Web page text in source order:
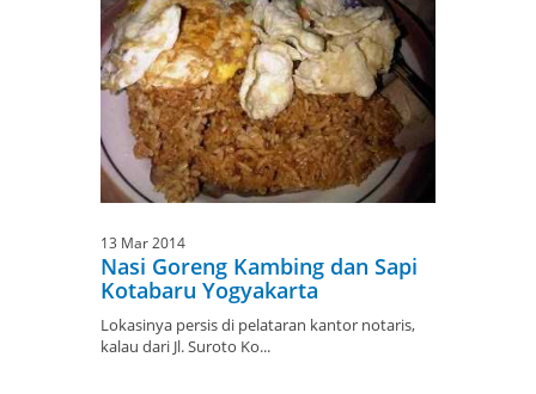
13 Mar 2014
Nasi Goreng Kambing dan Sapi
Kotabaru Yogyakarta
Lokasinya persis di pelataran kantor notaris,
kalau dari Jl. Suroto Ko...